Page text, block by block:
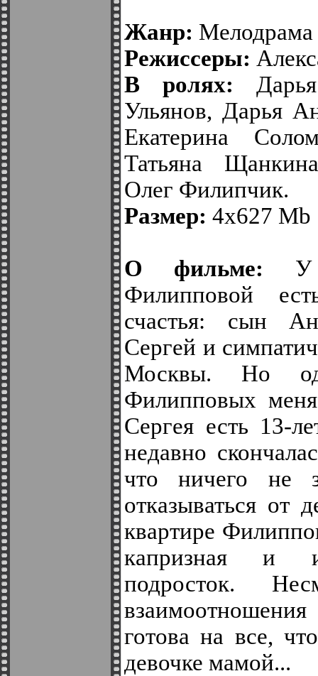
Жанр: Мелодрама
Режиссеры:
В ролях:
Ульянов, Дарья
Екатерина
Татьяна
Олег Филипчик.
Размер: 4х627 Mb
О фильме: У
Филипповой
счастья: сын
Сергей и
Москвы. Но
Филипповых
Сергея есть 13-
недавно
что ничего не
отказываться от
квартире
капризная и
подросток.
готова на все,
девочке мамой...